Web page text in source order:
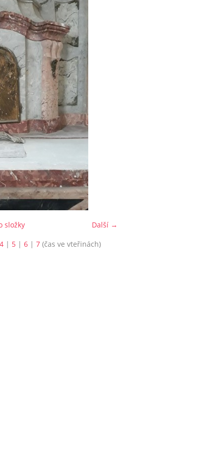
Další →
složky
4| 5| 6| 7(čas ve vteřinách)